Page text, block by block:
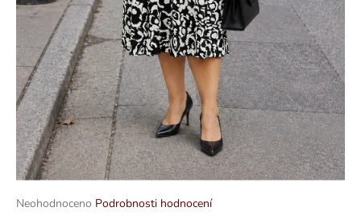
Průměrné
Neohodnoceno Podrobnosti hodnocení
a
j
í
t
?